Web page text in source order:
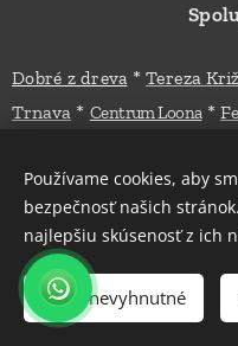
Dobré z dreva *Tereza
Trnava * Centrum Loona *
Lily Kozmetika*
Šatkaňa – ergonomické
pre
Používame cookies, aby
bezpečnosť našich
najlepšiu skúsenosť z ich
Prijať nevyhnutné